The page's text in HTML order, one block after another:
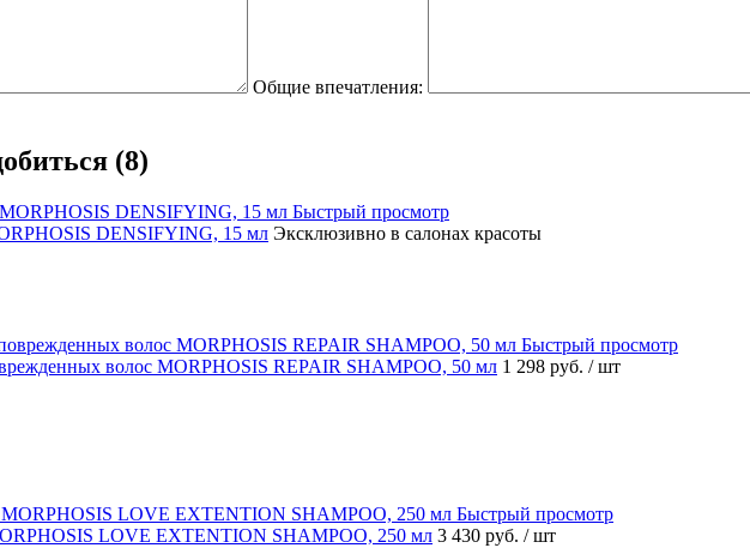
Общие впечатления:
(8)
Быстрый просмотр
DENSIFYING, 15 мл Эксклюзивно в салонах красоты
Быстрый просмотр
волос MORPHOSIS REPAIR SHAMPOO, 50 мл 1 298 руб. / шт
Быстрый просмотр
LOVE EXTENTION SHAMPOO, 250 мл 3 430 руб. / шт